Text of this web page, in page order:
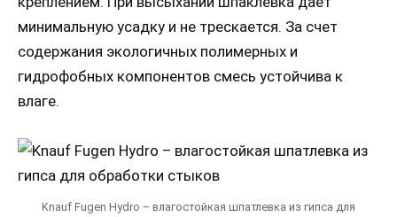
минимальную усадку и не трескается. За счет
содержания экологичных полимерных и
гидрофобных компонентов смесь устойчива к
влаге.
Knauf Fugen Hydro – влагостойкая шпатлевка из гипса для